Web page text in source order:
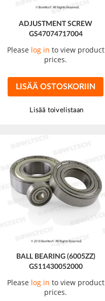
ADJUSTMENT SCREW
GS47074717004
Please log in to view product
prices.
LISÄÄ OSTOSKORIIN
Lisää toivelistaan
BALL BEARING (6005ZZ)
GS11430052000
Please log in to view product
prices.